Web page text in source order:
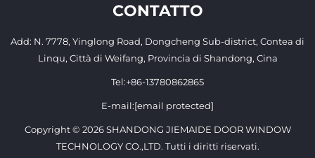
CONTATTO
Add: N. 7778, Yinglong Road, Dongcheng Sub-district, Contea di
Linqu, Città di Weifang, Provincia di Shandong, Cina
Tel:+86-13780862865
E-mail:[email protected]
Copyright © 2026 SHANDONG JIEMAIDE DOOR WINDOW
TECHNOLOGY CO.,LTD. Tutti i diritti riservati.